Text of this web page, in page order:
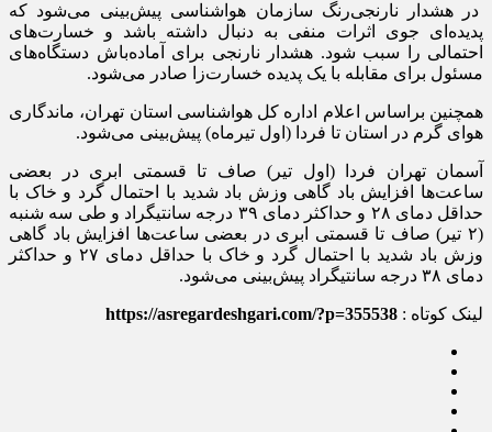
در هشدار نارنجی‌رنگ سازمان هواشناسی پیش‌بینی می‌شود که
پدیده‌ای جوی اثرات منفی به دنبال داشته باشد و خسارت‌های
احتمالی را سبب شود. هشدار نارنجی برای آماده‌باش دستگاه‌های
مسئول برای مقابله با یک پدیده خسارت‌زا صادر می‌شود.
همچنین براساس اعلام اداره کل هواشناسی استان تهران، ماندگاری
هوای گرم در استان تا فردا (اول تیرماه) پیش‌بینی می‌شود.
آسمان تهران فردا (اول تیر) صاف تا قسمتی ابری در بعضی
ساعت‌ها افزایش باد گاهی وزش باد شدید با احتمال گرد و خاک با
حداقل دمای ۲۸ و حداکثر دمای ۳۹ درجه سانتیگراد و طی سه شنبه
(۲ تیر) صاف تا قسمتی ابری در بعضی ساعت‌ها افزایش باد گاهی
وزش باد شدید با احتمال گرد و خاک با حداقل دمای ۲۷ و حداکثر
دمای ۳۸ درجه سانتیگراد پیش‌بینی می‌شود.
لینک کوتاه : https://asregardeshgari.com/?p=355538